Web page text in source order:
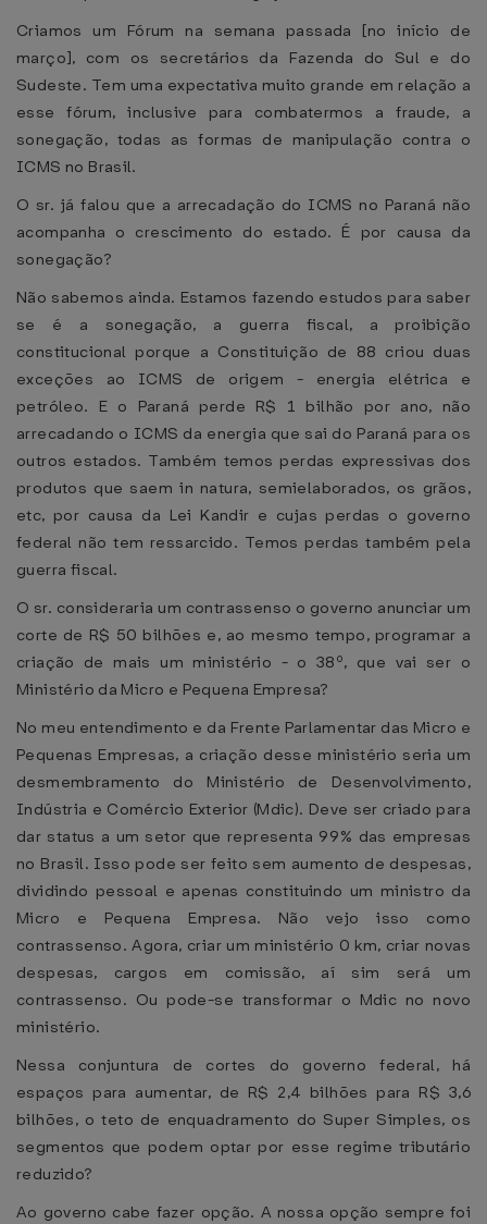
Criamos um Fórum na semana passada [no início de
março], com os secretários da Fazenda do Sul e do
Sudeste. Tem uma expectativa muito grande em relação a
esse fórum, inclusive para combatermos a fraude, a
sonegação, todas as formas de manipulação contra o
ICMS no Brasil.
O sr. já falou que a arrecadação do ICMS no Paraná não
acompanha o crescimento do estado. É por causa da
sonegação?
Não sabemos ainda. Estamos fazendo estudos para saber
se é a sonegação, a guerra fiscal, a proibição
constitucional porque a Constituição de 88 criou duas
exceções ao ICMS de origem - energia elétrica e
petróleo. E o Paraná perde R$ 1 bilhão por ano, não
arrecadando o ICMS da energia que sai do Paraná para os
outros estados. Também temos perdas expressivas dos
produtos que saem in natura, semielaborados, os grãos,
etc, por causa da Lei Kandir e cujas perdas o governo
federal não tem ressarcido. Temos perdas também pela
guerra fiscal.
O sr. consideraria um contrassenso o governo anunciar um
corte de R$ 50 bilhões e, ao mesmo tempo, programar a
criação de mais um ministério - o 38º, que vai ser o
Ministério da Micro e Pequena Empresa?
No meu entendimento e da Frente Parlamentar das Micro e
Pequenas Empresas, a criação desse ministério seria um
desmembramento do Ministério de Desenvolvimento,
Indústria e Comércio Exterior (Mdic). Deve ser criado para
dar status a um setor que representa 99% das empresas
no Brasil. Isso pode ser feito sem aumento de despesas,
dividindo pessoal e apenas constituindo um ministro da
Micro e Pequena Empresa. Não vejo isso como
contrassenso. Agora, criar um ministério 0 km, criar novas
despesas, cargos em comissão, aí sim será um
contrassenso. Ou pode-se transformar o Mdic no novo
ministério.
Nessa conjuntura de cortes do governo federal, há
espaços para aumentar, de R$ 2,4 bilhões para R$ 3,6
bilhões, o teto de enquadramento do Super Simples, os
segmentos que podem optar por esse regime tributário
reduzido?
Ao governo cabe fazer opção. A nossa opção sempre foi